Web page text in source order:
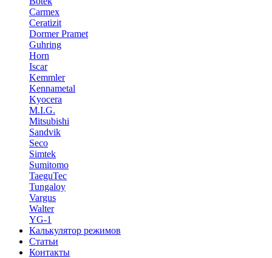
Carmex
Ceratizit
Dormer Pramet
Guhring
Horn
Iscar
Kemmler
Kennametal
Kyocera
M.I.G.
Mitsubishi
Sandvik
Seco
Simtek
Sumitomo
TaeguTec
Tungaloy
Vargus
Walter
YG-1
Калькулятор режимов
Статьи
Контакты